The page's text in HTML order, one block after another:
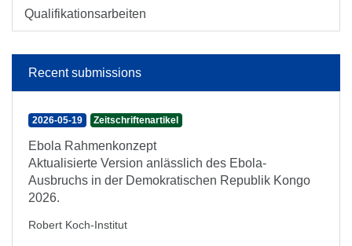
Qualifikationsarbeiten
Recent submissions
2026-05-19 Zeitschriftenartikel
Ebola Rahmenkonzept
Aktualisierte Version anlässlich des Ebola-
Ausbruchs in der Demokratischen Republik Kongo
2026.
Robert Koch-Institut